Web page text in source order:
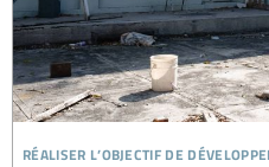
réaliser l’objectif de